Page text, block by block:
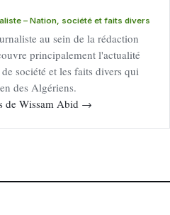
– Nation, société et faits divers
au sein de la rédaction
principalement l'actualité
société et les faits divers qui
des Algériens.
de Wissam Abid →